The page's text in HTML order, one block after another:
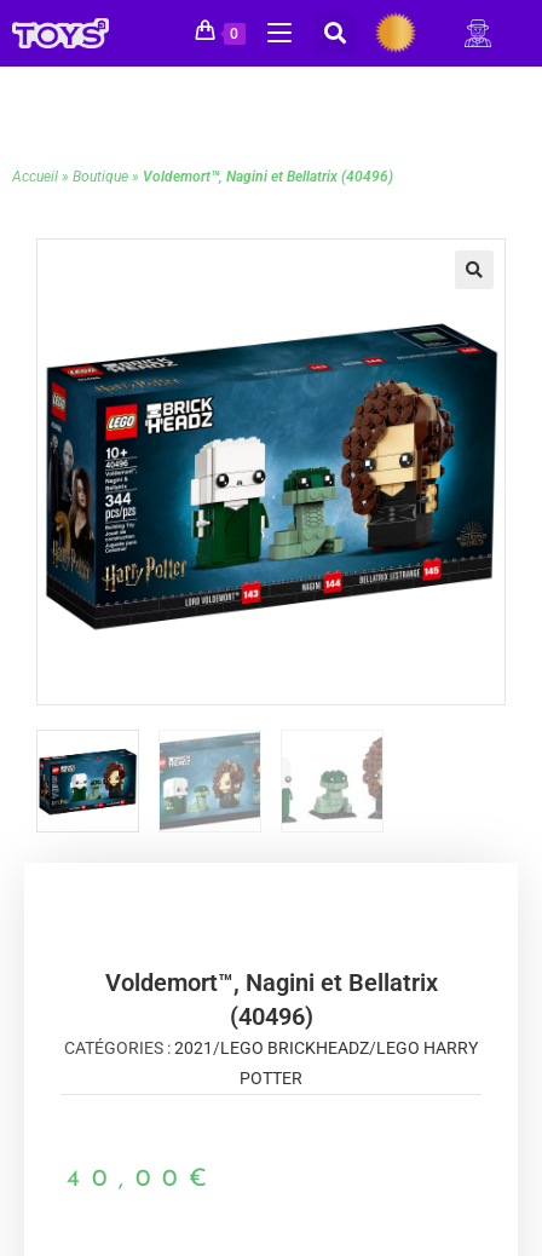
0
Accueil » Boutique » Voldemort™, Nagini et Bellatrix (40496)
Voldemort™, Nagini et Bellatrix
(40496)
CATÉGORIES :2021 /LEGO BRICKHEADZ/LEGO HARRY
POTTER
40,00 €